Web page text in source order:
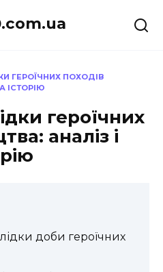
ГЕРОЇЧНИХ ПОХОДІВ
ІСТОРІЮ
героїчних
аналіз і
доби героїчних